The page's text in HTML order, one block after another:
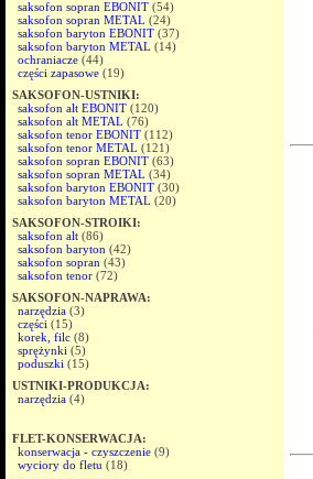
saksofon sopran EBONIT (54)
saksofon sopran METAL (24)
saksofon baryton EBONIT (37)
saksofon baryton METAL (14)
ochraniacze (44)
części zapasowe (19)
SAKSOFON-USTNIKI:
saksofon alt EBONIT (120)
saksofon alt METAL (76)
saksofon tenor EBONIT (112)
saksofon tenor METAL (121)
saksofon sopran EBONIT (63)
saksofon sopran METAL (34)
saksofon baryton EBONIT (30)
saksofon baryton METAL (20)
SAKSOFON-STROIKI:
saksofon alt (86)
saksofon baryton (42)
saksofon sopran (43)
saksofon tenor (72)
SAKSOFON-NAPRAWA:
narzędzia (3)
części (15)
korek, filc (8)
sprężynki (5)
poduszki (15)
USTNIKI-PRODUKCJA:
narzędzia (4)
FLET-KONSERWACJA:
konserwacja - czyszczenie (9)
wyciory do fletu (18)